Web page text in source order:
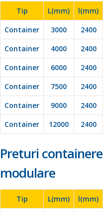
Tip L(mm) l(mm)
Container
3000 2400
Container
4000 2400
Container
6000 2400
Container
7500 2400
Container
9000 2400
Container
12000 2400
Preturi containere
modulare
Tip L(mm) l(mm)